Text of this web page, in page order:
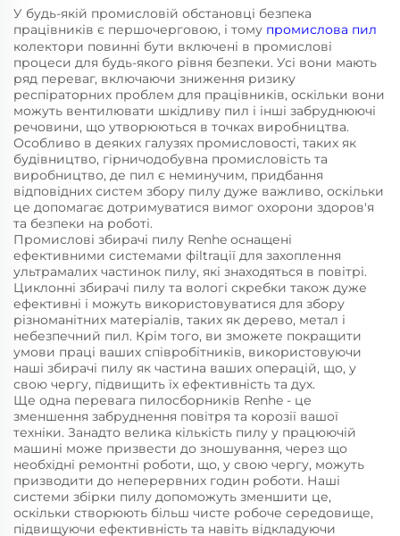
У будь-якій промисловій обстановці безпека
працівників є першочерговою, і тому промислова пил
колектори повинні бути включені в промислові
процеси для будь-якого рівня безпеки. Усі вони мають
ряд переваг, включаючи зниження ризику
респіраторних проблем для працівників, оскільки вони
можуть вентилювати шкідливу пил і інші забруднюючі
речовини, що утворюються в точках виробництва.
Особливо в деяких галузях промисловості, таких як
будівництво, гірничодобувна промисловість та
виробництво, де пил є неминучим, придбання
відповідних систем збору пилу дуже важливо, оскільки
це допомагає дотримуватися вимог охорони здоров'я
та безпеки на роботі.
Промислові збирачі пилу Renhe оснащені
ефективними системами фіltraції для захоплення
ультрамалих частинок пилу, які знаходяться в повітрі.
Циклонні збирачі пилу та вологі скребки також дуже
ефективні і можуть використовуватися для збору
різноманітних матеріалів, таких як дерево, метал і
небезпечний пил. Крім того, ви зможете покращити
умови праці ваших співробітників, використовуючи
наші збирачі пилу як частина ваших операцій, що, у
свою чергу, підвищить їх ефективність та дух.
Ще одна перевага пилосборників Renhe - це
зменшення забруднення повітря та корозії вашої
техніки. Занадто велика кількість пилу у працюючій
машині може призвести до зношування, через що
необхідні ремонтні роботи, що, у свою чергу, можуть
призводити до неперервних годин роботи. Наші
системи збірки пилу допоможуть зменшити це,
оскільки створюють більш чисте робоче середовище,
підвищуючи ефективність та навіть відкладуючи